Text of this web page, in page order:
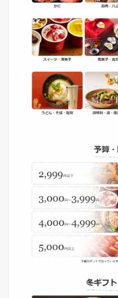
お
せ
ち
料
理
特
設
ペ
ー
ジ
に
Y
a
h
シ
ッ